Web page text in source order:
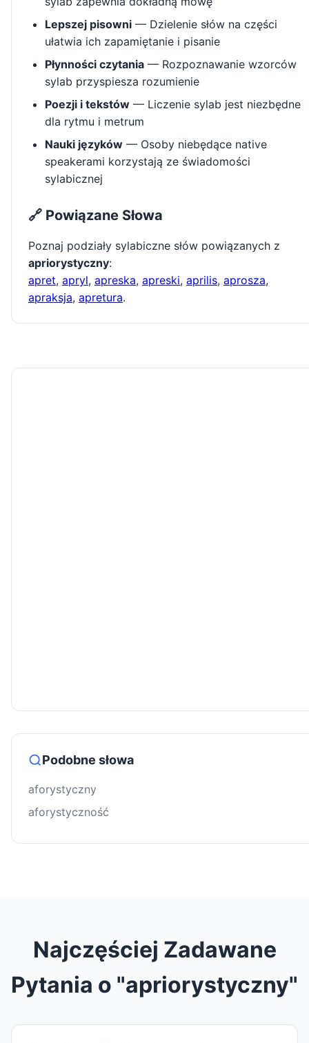
Lepszej pisowni — Dzielenie słów na części
ułatwia ich zapamiętanie i pisanie
Płynności czytania — Rozpoznawanie wzorców
sylab przyspiesza rozumienie
Poezji i tekstów — Liczenie sylab jest niezbędne
dla rytmu i metrum
Nauki języków — Osoby niebędące native
speakerami korzystają ze świadomości
sylabicznej
🔗 Powiązane Słowa
Poznaj podziały sylabiczne słów powiązanych z
apriorystyczny:
apret, apryl, apreska, apreski, aprilis, aprosza,
apraksja, apretura.
Podobne słowa
aforystyczny
aforystyczność
Najczęściej Zadawane
Pytania o "apriorystyczny"